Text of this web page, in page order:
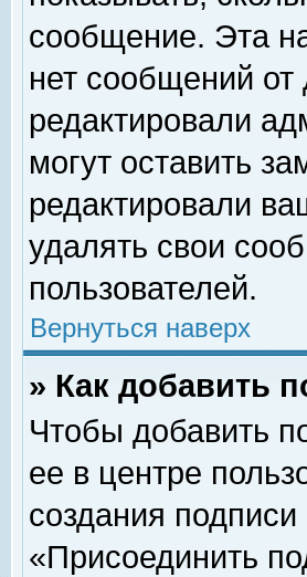
сообщение. Эта
нет сообщений от
редактировали
могут оставить
редактировали
удалять свои
пользователей.
Вернуться наверх
» Как добавить
Чтобы добавить
ее в центре
создания
«Присоединить